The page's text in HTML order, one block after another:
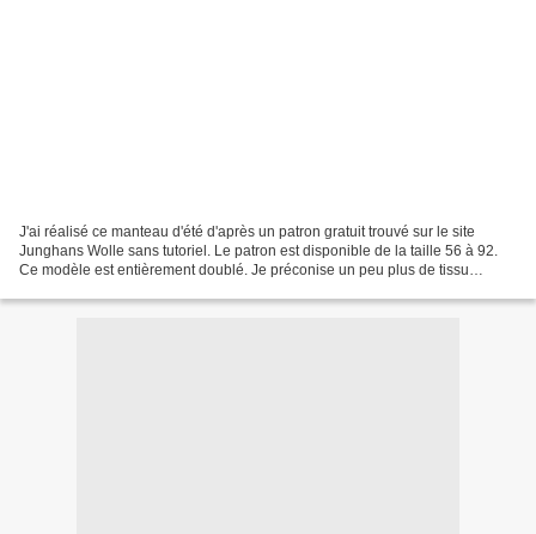
J'ai réalisé ce manteau d'été d'après un patron gratuit trouvé sur le site
Junghans Wolle sans tutoriel. Le patron est disponible de la taille 56 à 92.
Ce modèle est entièrement doublé. Je préconise un peu plus de tissu